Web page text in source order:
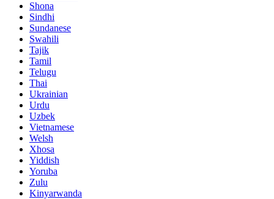
Shona
Sindhi
Sundanese
Swahili
Tajik
Tamil
Telugu
Thai
Ukrainian
Urdu
Uzbek
Vietnamese
Welsh
Xhosa
Yiddish
Yoruba
Zulu
Kinyarwanda